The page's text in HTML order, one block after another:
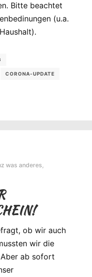
Bitte beachtet
(u.a.
CORONA-UPDATE
was anderes,
ob wir auch
wir die
ab sofort